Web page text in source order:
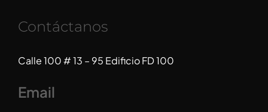
Contáctanos
Calle 100 # 13 – 95 Edificio FD 100
Email